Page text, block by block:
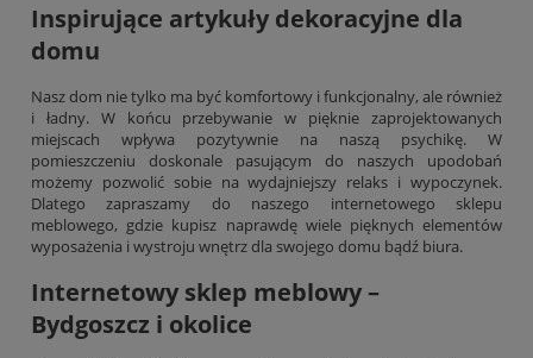
Inspirujące artykuły dekoracyjne dla
domu
Nasz dom nie tylko ma być komfortowy i funkcjonalny, ale również
i ładny. W końcu przebywanie w pięknie zaprojektowanych
miejscach wpływa pozytywnie na naszą psychikę. W
pomieszczeniu doskonale pasującym do naszych upodobań
możemy pozwolić sobie na wydajniejszy relaks i wypoczynek.
Dlatego zapraszamy do naszego internetowego sklepu
meblowego, gdzie kupisz naprawdę wiele pięknych elementów
wyposażenia i wystroju wnętrz dla swojego domu bądź biura.
Internetowy sklep meblowy –
Bydgoszcz i okolice